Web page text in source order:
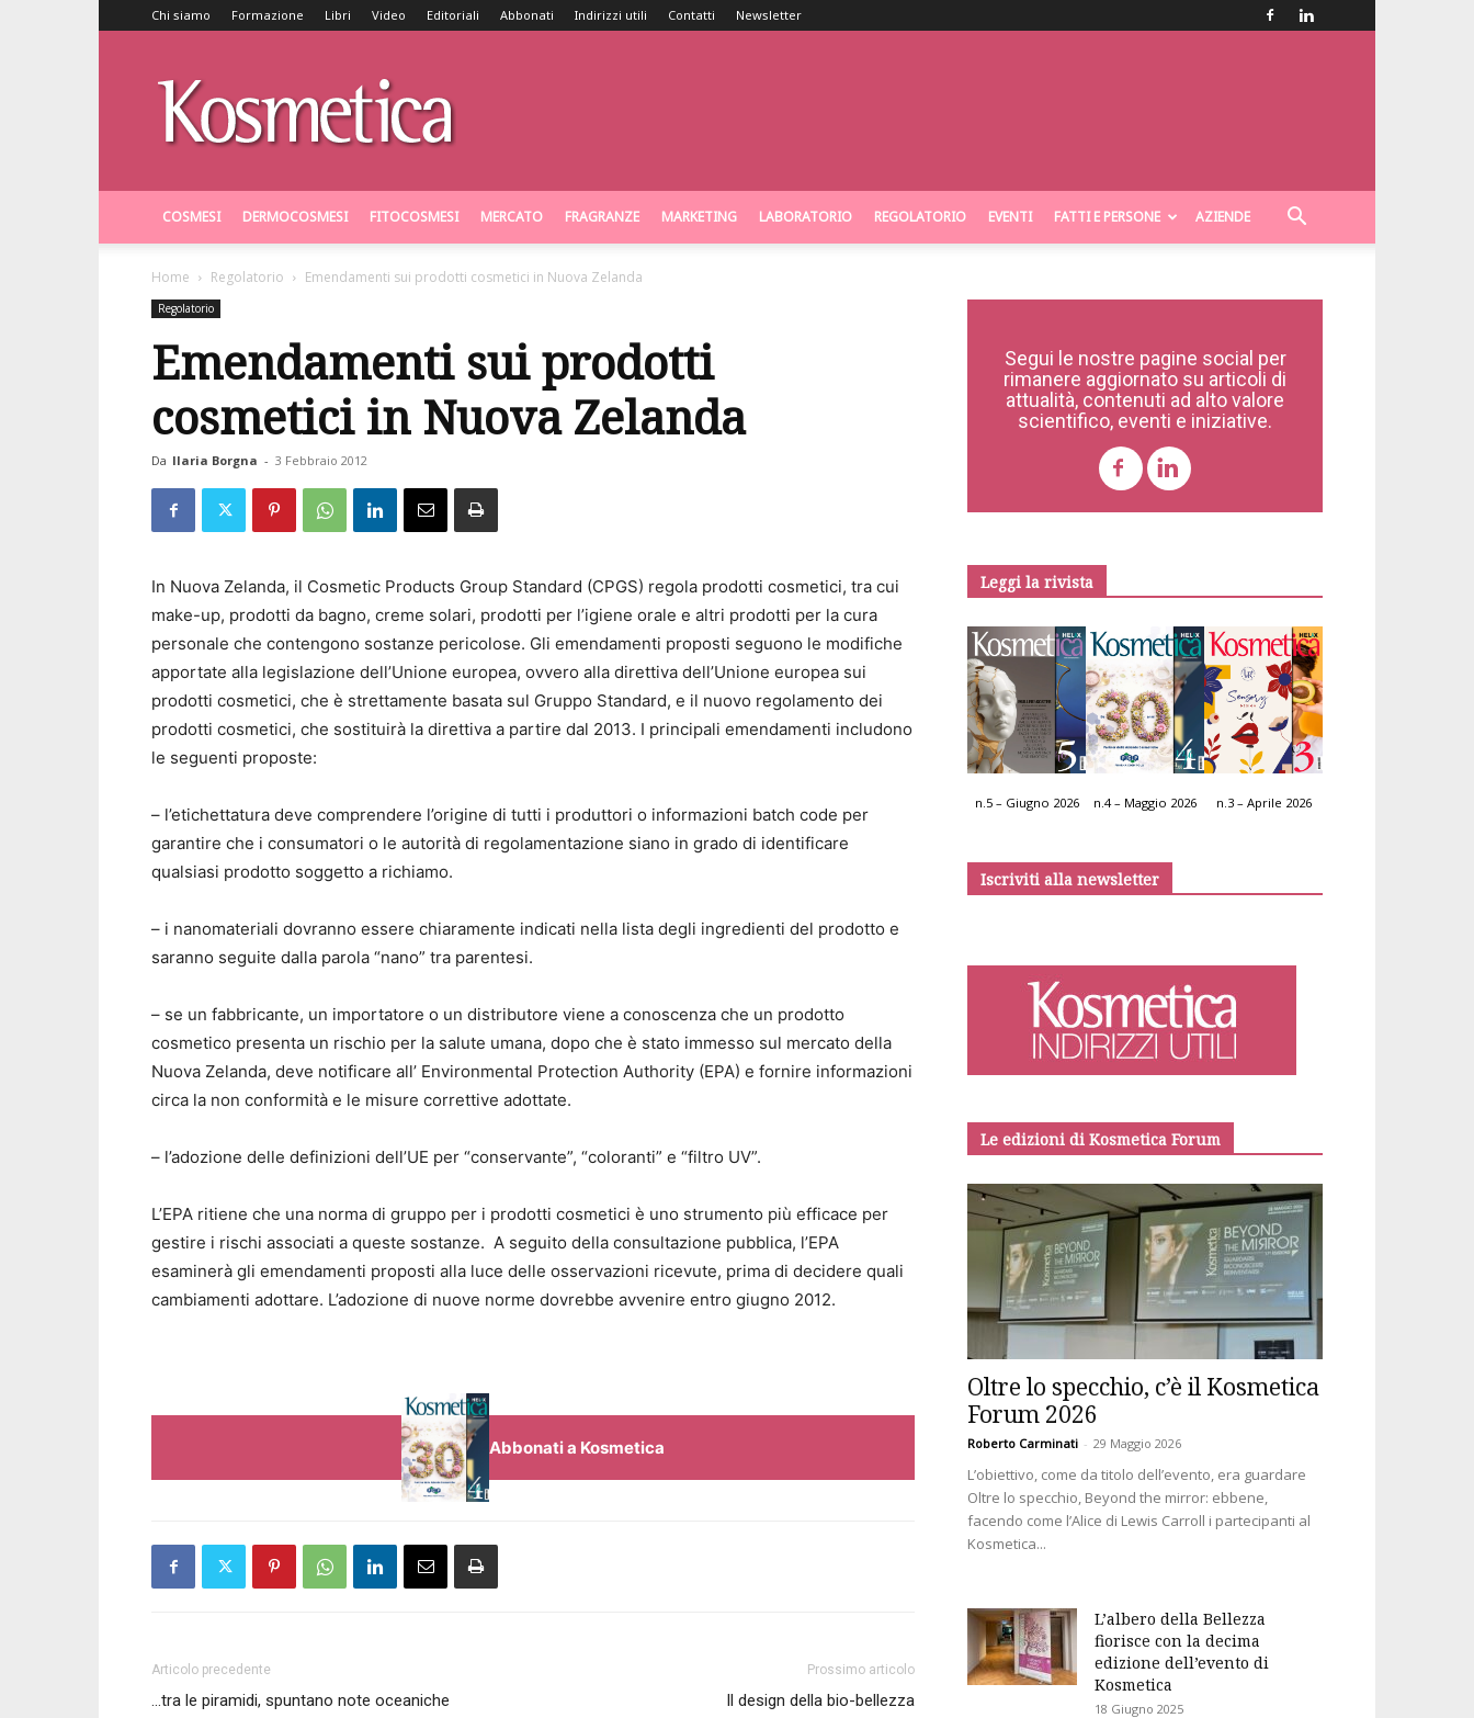
Chi siamo Formazione Libri Video Editoriali Abbonati Indirizzi utili Contatti Newsletter
COSMESI DERMOCOSMESI FITOCOSMESI MERCATO FRAGRANZE MARKETING LABORATORIO REGOLATORIO EVENTI FATTI E PERSONE AZIENDE
Home Regolatorio Emendamenti sui prodotti cosmetici in Nuova Zelanda
Regolatorio
Emendamenti sui prodotti
cosmetici in Nuova Zelanda
Da Ilaria Borgna - 3 Febbraio 2012
In Nuova Zelanda, il Cosmetic Products Group Standard (CPGS) regola prodotti cosmetici, tra cui
make-up, prodotti da bagno, creme solari, prodotti per l’igiene orale e altri prodotti per la cura
personale che contengono sostanze pericolose. Gli emendamenti proposti seguono le modifiche
apportate alla legislazione dell’Unione europea, ovvero alla direttiva dell’Unione europea sui
prodotti cosmetici, che è strettamente basata sul Gruppo Standard, e il nuovo regolamento dei
prodotti cosmetici, che sostituirà la direttiva a partire dal 2013. I principali emendamenti includono
le seguenti proposte:
– l’etichettatura deve comprendere l’origine di tutti i produttori o informazioni batch code per
garantire che i consumatori o le autorità di regolamentazione siano in grado di identificare
qualsiasi prodotto soggetto a richiamo.
– i nanomateriali dovranno essere chiaramente indicati nella lista degli ingredienti del prodotto e
saranno seguite dalla parola “nano” tra parentesi.
– se un fabbricante, un importatore o un distributore viene a conoscenza che un prodotto
cosmetico presenta un rischio per la salute umana, dopo che è stato immesso sul mercato della
Nuova Zelanda, deve notificare all’ Environmental Protection Authority (EPA) e fornire informazioni
circa la non conformità e le misure correttive adottate.
– l’adozione delle definizioni dell’UE per “conservante”, “coloranti” e “filtro UV”.
L’EPA ritiene che una norma di gruppo per i prodotti cosmetici è uno strumento più efficace per
gestire i rischi associati a queste sostanze. A seguito della consultazione pubblica, l’EPA
esaminerà gli emendamenti proposti alla luce delle osservazioni ricevute, prima di decidere quali
cambiamenti adottare. L’adozione di nuove norme dovrebbe avvenire entro giugno 2012.
Abbonati a Kosmetica
Articolo precedente
…tra le piramidi, spuntano note oceaniche
Prossimo articolo
Il design della bio-bellezza
Segui le nostre pagine social per
rimanere aggiornato su articoli di
attualità, contenuti ad alto valore
scientifico, eventi e iniziative.
Leggi la rivista
n.5 – Giugno 2026 n.4 – Maggio 2026 n.3 – Aprile 2026
Iscriviti alla newsletter
Le edizioni di Kosmetica Forum
Oltre lo specchio, c’è il Kosmetica
Forum 2026
Roberto Carminati - 29 Maggio 2026
L’obiettivo, come da titolo dell’evento, era guardare
Oltre lo specchio, Beyond the mirror: ebbene,
facendo come l’Alice di Lewis Carroll i partecipanti al
Kosmetica...
L’albero della Bellezza
fiorisce con la decima
edizione dell’evento di
Kosmetica
18 Giugno 2025